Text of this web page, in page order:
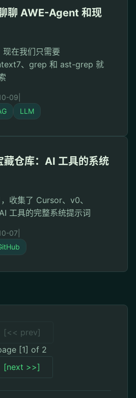
聊 AWE-Agent 和现
现在我们只需要
、grep 和 ast-grep 就
09
LLM
藏仓库：AI 工具的系统
收集了 Cursor、v0、
工具的完整系统提示词
07
[<< prev]
[1] of 2
[next >>]